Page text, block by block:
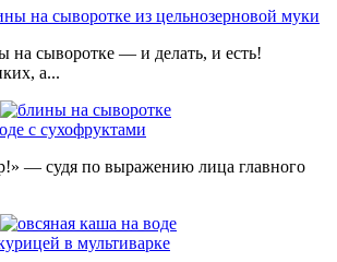
на сыворотке из цельнозерновой муки
сыворотке — и делать, и есть!
а...
с сухофруктами
— судя по выражению лица главного
в мультиварке